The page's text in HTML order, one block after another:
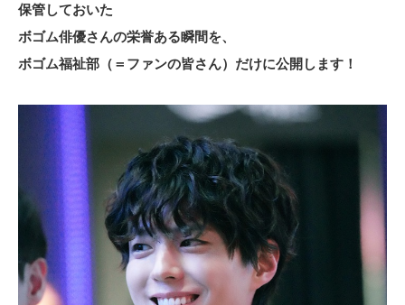
保管しておいた
ボゴム俳優さんの栄誉ある瞬間を、
ボゴム福祉部（＝ファンの皆さん）だけに公開します！